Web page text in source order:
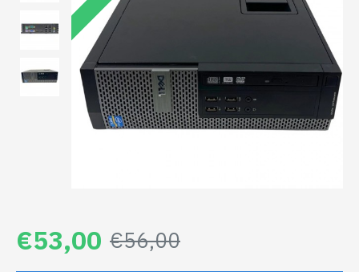
€53,00 €56,00